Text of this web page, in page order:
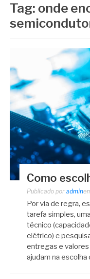
Tag: onde
Como
Publicado por admin
Por via de regra,
tarefa simples,
técnico
elétrico) e
entregas e
ajudam na